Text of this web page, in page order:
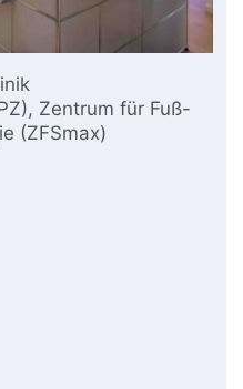
Zentrum für Fuß-
(ZFSmax)